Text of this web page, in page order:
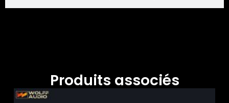
Produits associés